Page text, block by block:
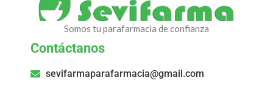
Somos tu parafarmacia de confianza
Contáctanos
sevifarmaparafarmacia@gmail.com